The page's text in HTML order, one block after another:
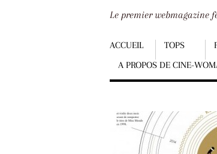
Le premier webmagazine
Menu
ACCUEIL TOPS
A PROPOS DE CINE-
Scroll
content